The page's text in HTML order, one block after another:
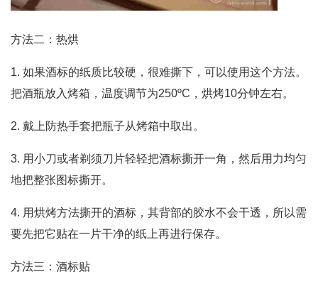
方法二：热烘
1. 如果酒标的纸质比较硬，很难撕下，可以使用这个方法。
把酒瓶放入烤箱，温度调节为250ºC，烘烤10分钟左右。
2. 戴上防热手套把瓶子从烤箱中取出。
3. 用小刀或者剃须刀片轻轻把酒标撕开一角，然后用力均匀
地把整张图标撕开。
4. 用烘烤方法撕开的酒标，其背部的胶水不会干透，所以需
要先把它贴在一片干净的纸上再进行保存。
方法三：酒标贴